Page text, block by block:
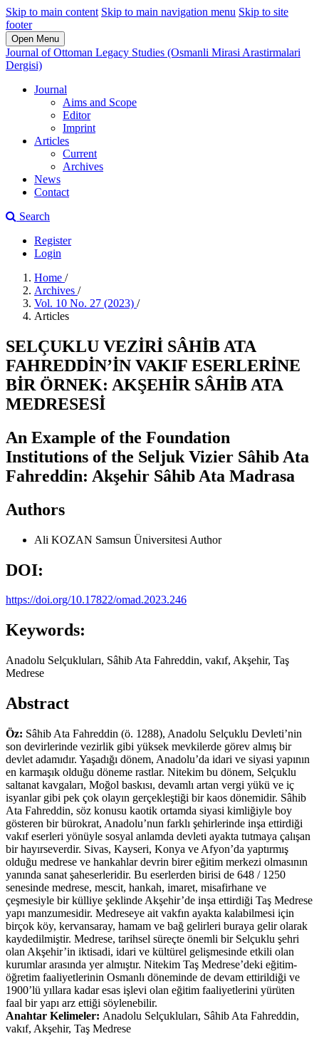
Skip to main content Skip to main navigation menu Skip to site
footer
Open Menu
Journal of Ottoman Legacy Studies (Osmanli Mirasi Arastirmalari
Dergisi)
Journal
Aims and Scope
Editor
Imprint
Articles
Current
Archives
News
Contact
Search
Register
Login
Home /
Archives /
Vol. 10 No. 27 (2023) /
Articles
SELÇUKLU VEZİRİ SÂHİB ATA
FAHREDDİN’İN VAKIF ESERLERİNE
BİR ÖRNEK: AKŞEHİR SÂHİB ATA
MEDRESESİ
An Example of the Foundation
Institutions of the Seljuk Vizier Sâhib Ata
Fahreddin: Akşehir Sâhib Ata Madrasa
Authors
Ali KOZAN Samsun Üniversitesi Author
DOI:
https://doi.org/10.17822/omad.2023.246
Keywords:
Anadolu Selçukluları, Sâhib Ata Fahreddin, vakıf, Akşehir, Taş
Medrese
Abstract
Öz: Sâhib Ata Fahreddin (ö. 1288), Anadolu Selçuklu Devleti’nin
son devirlerinde vezirlik gibi yüksek mevkilerde görev almış bir
devlet adamıdır. Yaşadığı dönem, Anadolu’da idari ve siyasi yapının
en karmaşık olduğu döneme rastlar. Nitekim bu dönem, Selçuklu
saltanat kavgaları, Moğol baskısı, devamlı artan vergi yükü ve iç
isyanlar gibi pek çok olayın gerçekleştiği bir kaos dönemidir. Sâhib
Ata Fahreddin, söz konusu kaotik ortamda siyasi kimliğiyle boy
gösteren bir bürokrat, Anadolu’nun farklı şehirlerinde inşa ettirdiği
vakıf eserleri yönüyle sosyal anlamda devleti ayakta tutmaya çalışan
bir hayırseverdir. Sivas, Kayseri, Konya ve Afyon’da yaptırmış
olduğu medrese ve hankahlar devrin birer eğitim merkezi olmasının
yanında sanat şaheserleridir. Bu eserlerden birisi de 648 / 1250
senesinde medrese, mescit, hankah, imaret, misafirhane ve
çeşmesiyle bir külliye şeklinde Akşehir’de inşa ettirdiği Taş Medrese
yapı manzumesidir. Medreseye ait vakfın ayakta kalabilmesi için
birçok köy, kervansaray, hamam ve bağ gelirleri buraya gelir olarak
kaydedilmiştir. Medrese, tarihsel süreçte önemli bir Selçuklu şehri
olan Akşehir’in iktisadi, idari ve kültürel gelişmesinde etkili olan
kurumlar arasında yer almıştır. Nitekim Taş Medrese’deki eğitim-
öğretim faaliyetlerinin Osmanlı döneminde de devam ettirildiği ve
1900’lü yıllara kadar esas işlevi olan eğitim faaliyetlerini yürüten
faal bir yapı arz ettiği söylenebilir.
Anahtar Kelimeler: Anadolu Selçukluları, Sâhib Ata Fahreddin,
vakıf, Akşehir, Taş Medrese